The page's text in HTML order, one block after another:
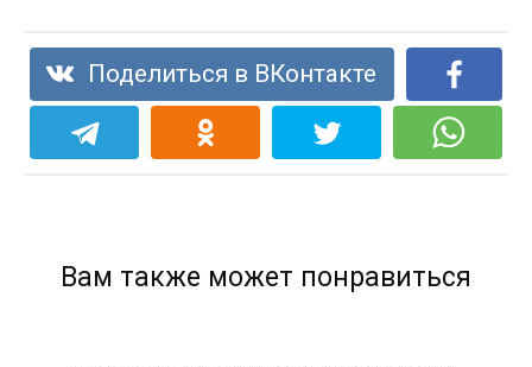
Поделиться в ВКонтакте
Вам также может понравиться